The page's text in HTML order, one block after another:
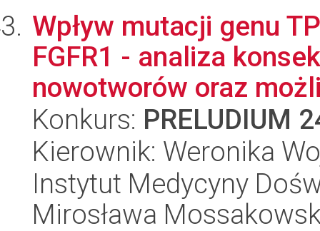
Wpływ mutacji genu
FGFR1 - analiza
nowotworów oraz
Konkurs: PRELUDIUM
Kierownik: Weronika
Instytut Medycyny
Mirosława